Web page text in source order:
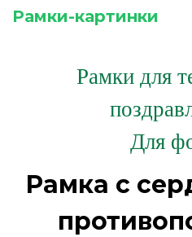
Рамки-картинки
Рамки для
Для
Рамка с